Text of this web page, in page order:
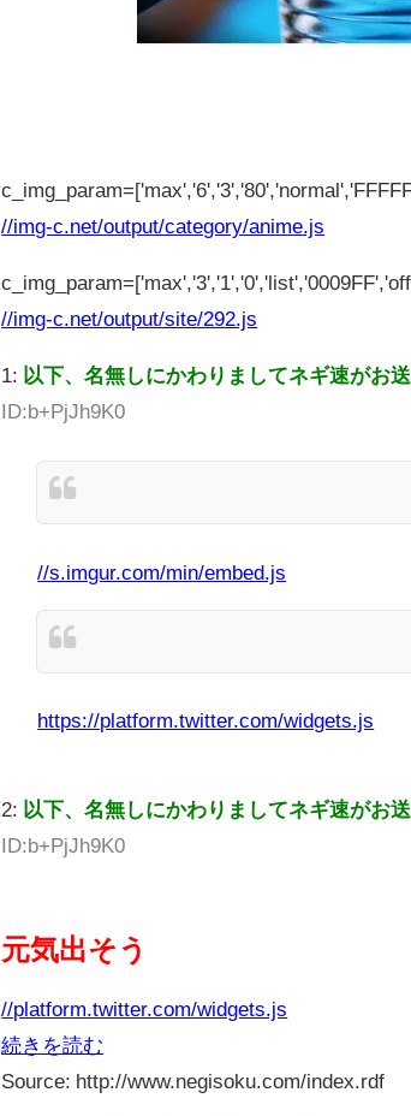
//img-c.net/output/category/anime.js
//img-c.net/output/site/292.js
1: 以下、名無しにかわりましてネギ速がお
ID:b+PjJh9K0
//s.imgur.com/min/embed.js
https://platform.twitter.com/widgets.js
2: 以下、名無しにかわりましてネギ速がお
ID:b+PjJh9K0
元気出そう
//platform.twitter.com/widgets.js
続きを読む
Source: http://www.negisoku.com/index.rdf